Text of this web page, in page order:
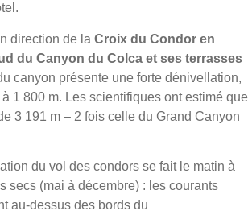
direction de la Croix du Condor en
du Canyon du Colca et ses terrasses
canyon présente une forte dénivellation,
1 800 m. Les scientifiques ont estimé que
3 191 m – 2 fois celle du Grand Canyon
du vol des condors se fait le matin à
secs (mai à décembre) : les courants
au-dessus des bords du